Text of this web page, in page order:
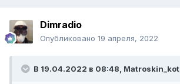
Dimradio
Опубликовано 19 апреля, 2022
В 19.04.2022 в 08:48, Matroskin_kot